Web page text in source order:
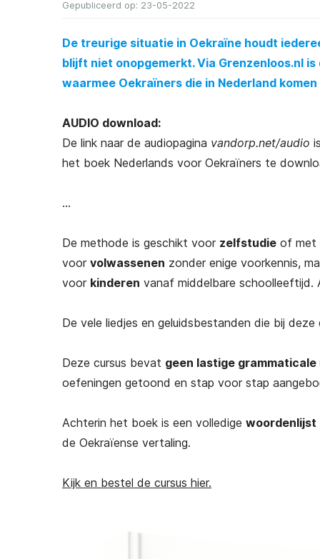
Gepubliceerd op: 23-05-2022
De treurige situatie in Oekraïne houdt
blijft niet onopgemerkt. Via Grenzenloos.nl
waarmee Oekraïners die in Nederland
AUDIO download:
De link naar de audiopagina vandorp.net/audio
het boek Nederlands voor Oekraïners te
…
De methode is geschikt voor zelfstudie of met
voor volwassenen zonder enige voorkennis,
voor kinderen vanaf middelbare schoolleeftijd.
De vele liedjes en geluidsbestanden die bij
Deze cursus bevat geen lastige grammaticale
oefeningen getoond en stap voor stap
Achterin het boek is een volledige woordenlijst
de Oekraïense vertaling.
Kijk en bestel de cursus hier.